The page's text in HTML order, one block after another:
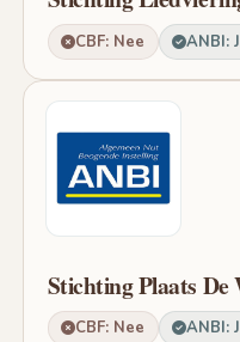
CBF: Nee ANBI:
Stichting Plaats De
CBF: Nee ANBI: